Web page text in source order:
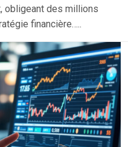
obligeant des millions
financière…..